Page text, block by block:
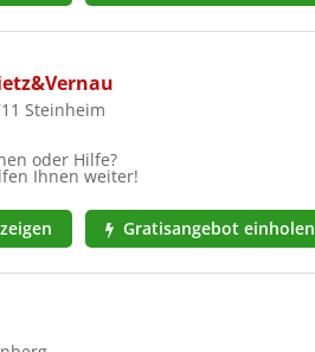
Steinheim
oder Hilfe?
Ihnen weiter!
Gratisangebot einholen